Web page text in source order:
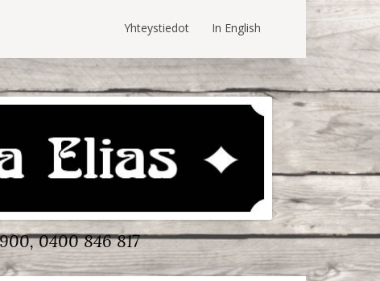
In English
Yhteystiedot
0400 846 817